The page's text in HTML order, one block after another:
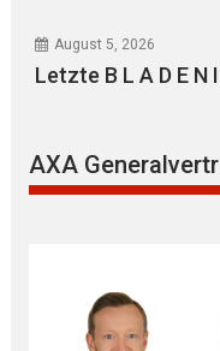
August 5, 2026
Letzte B L A D E N
AXA